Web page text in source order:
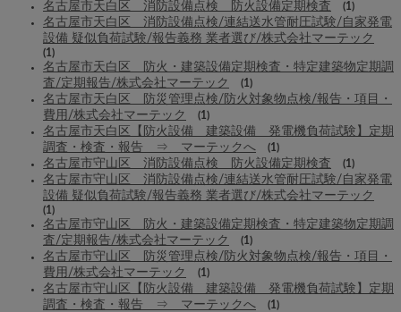
名古屋市天白区 消防設備点検 防火設備定期検査 (1)
名古屋市天白区 消防設備点検/連結送水管耐圧試験/自家発電
設備 疑似負荷試験/報告義務 業者選び/株式会社マーテック
(1)
名古屋市天白区 防火・建築設備定期検査・特定建築物定期調
査/定期報告/株式会社マーテック
(1)
名古屋市天白区 防災管理点検/防火対象物点検/報告・項目・
費用/株式会社マーテック
(1)
名古屋市天白区【防火設備 建築設備 発電機負荷試験】定期
調査・検査・報告 ⇒ マーテックへ
(1)
名古屋市守山区 消防設備点検 防火設備定期検査 (1)
名古屋市守山区 消防設備点検/連結送水管耐圧試験/自家発電
設備 疑似負荷試験/報告義務 業者選び/株式会社マーテック
(1)
名古屋市守山区 防火・建築設備定期検査・特定建築物定期調
査/定期報告/株式会社マーテック
(1)
名古屋市守山区 防災管理点検/防火対象物点検/報告・項目・
費用/株式会社マーテック
(1)
名古屋市守山区【防火設備 建築設備 発電機負荷試験】定期
調査・検査・報告 ⇒ マーテックへ
(1)